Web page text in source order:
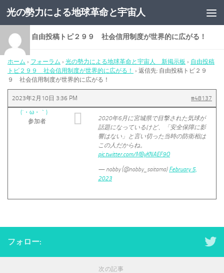
コンテンツへスキップ
光の勢力による地球革命と宇宙人
返信先: 自由投稿トピ２９９ 社会信用制度が世界的に広がる！
ホーム › フォーラム › 光の勢力による地球革命と宇宙人 新掲示板 › 自由投稿
トピ２９９ 社会信用制度が世界的に広がる！
› 返信先: 自由投稿トピ２９
９ 社会信用制度が世界的に広がる！
2023年2月10日 3:36 PM
#48137
(´・ω・｀)
参加者
2020年6月に宮城県で目撃された気球が
話題になっているけど、「安全保障に影
響はない」と言い切った当時の防衛相は
この人だからね。
pic.twitter.com/MByKNAEF9O
— nobby (@nobby_saitama) February 5,
2023
フォロー:
次の記事